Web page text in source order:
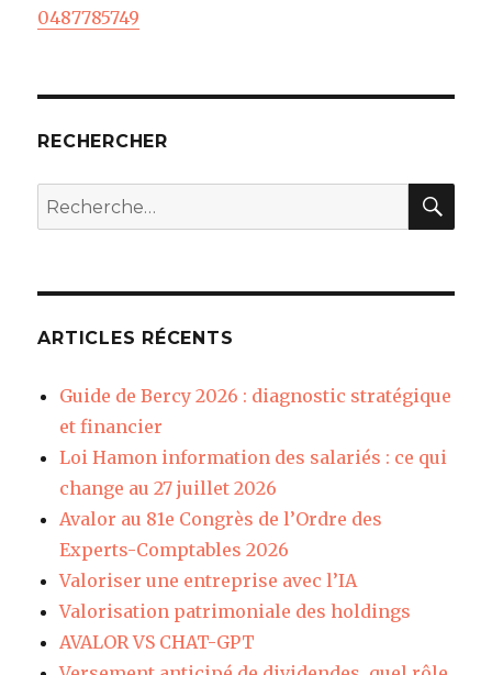
0487785749
RECHERCHER
Recherche
pour
ARTICLES RÉCENTS
Guide de Bercy 2026 : diagnostic stratégique
et financier
Loi Hamon information des salariés : ce qui
change au 27 juillet 2026
Avalor au 81e Congrès de l’Ordre des
Experts-Comptables 2026
Valoriser une entreprise avec l’IA
Valorisation patrimoniale des holdings
AVALOR VS CHAT-GPT